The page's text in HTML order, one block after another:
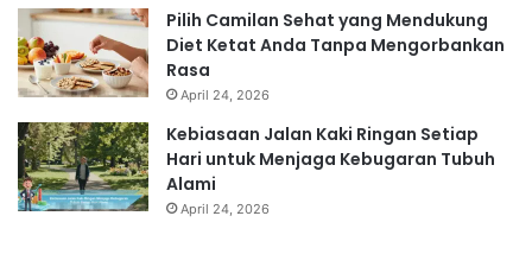
Pilih Camilan Sehat yang Mendukung
Diet Ketat Anda Tanpa Mengorbankan
Rasa
April 24, 2026
Kebiasaan Jalan Kaki Ringan Setiap
Hari untuk Menjaga Kebugaran Tubuh
Alami
April 24, 2026